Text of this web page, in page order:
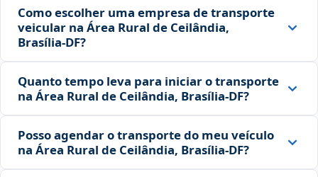
Como escolher uma empresa de transporte
veicular na Área Rural de Ceilândia,
Brasília‑DF?
Quanto tempo leva para iniciar o transporte
na Área Rural de Ceilândia, Brasília‑DF?
Posso agendar o transporte do meu veículo
na Área Rural de Ceilândia, Brasília‑DF?